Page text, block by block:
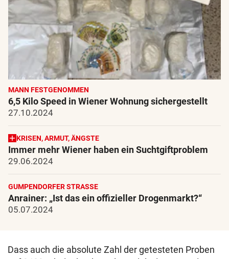
MANN FESTGENOMMEN
6,5 Kilo Speed in Wiener Wohnung sichergestellt
27.10.2024
KRISEN, ARMUT, ÄNGSTE
Immer mehr Wiener haben ein Suchtgiftproblem
29.06.2024
GUMPENDORFER STRASSE
Anrainer: „Ist das ein offizieller Drogenmarkt?“
05.07.2024
Dass auch die absolute Zahl der getesteten Proben